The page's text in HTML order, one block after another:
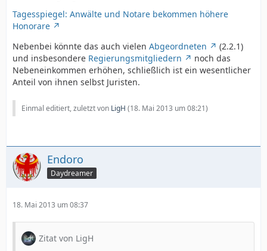
Tagesspiegel: Anwälte und Notare bekommen höhere
Honorare
Nebenbei könnte das auch vielen Abgeordneten
(2.2.1)
und insbesondere Regierungsmitgliedern
noch das
Nebeneinkommen erhöhen, schließlich ist ein wesentlicher
Anteil von ihnen selbst Juristen.
Einmal editiert, zuletzt von LigH (18. Mai 2013 um 08:21)
Endoro
Daydreamer
18. Mai 2013 um 08:37
Zitat von LigH